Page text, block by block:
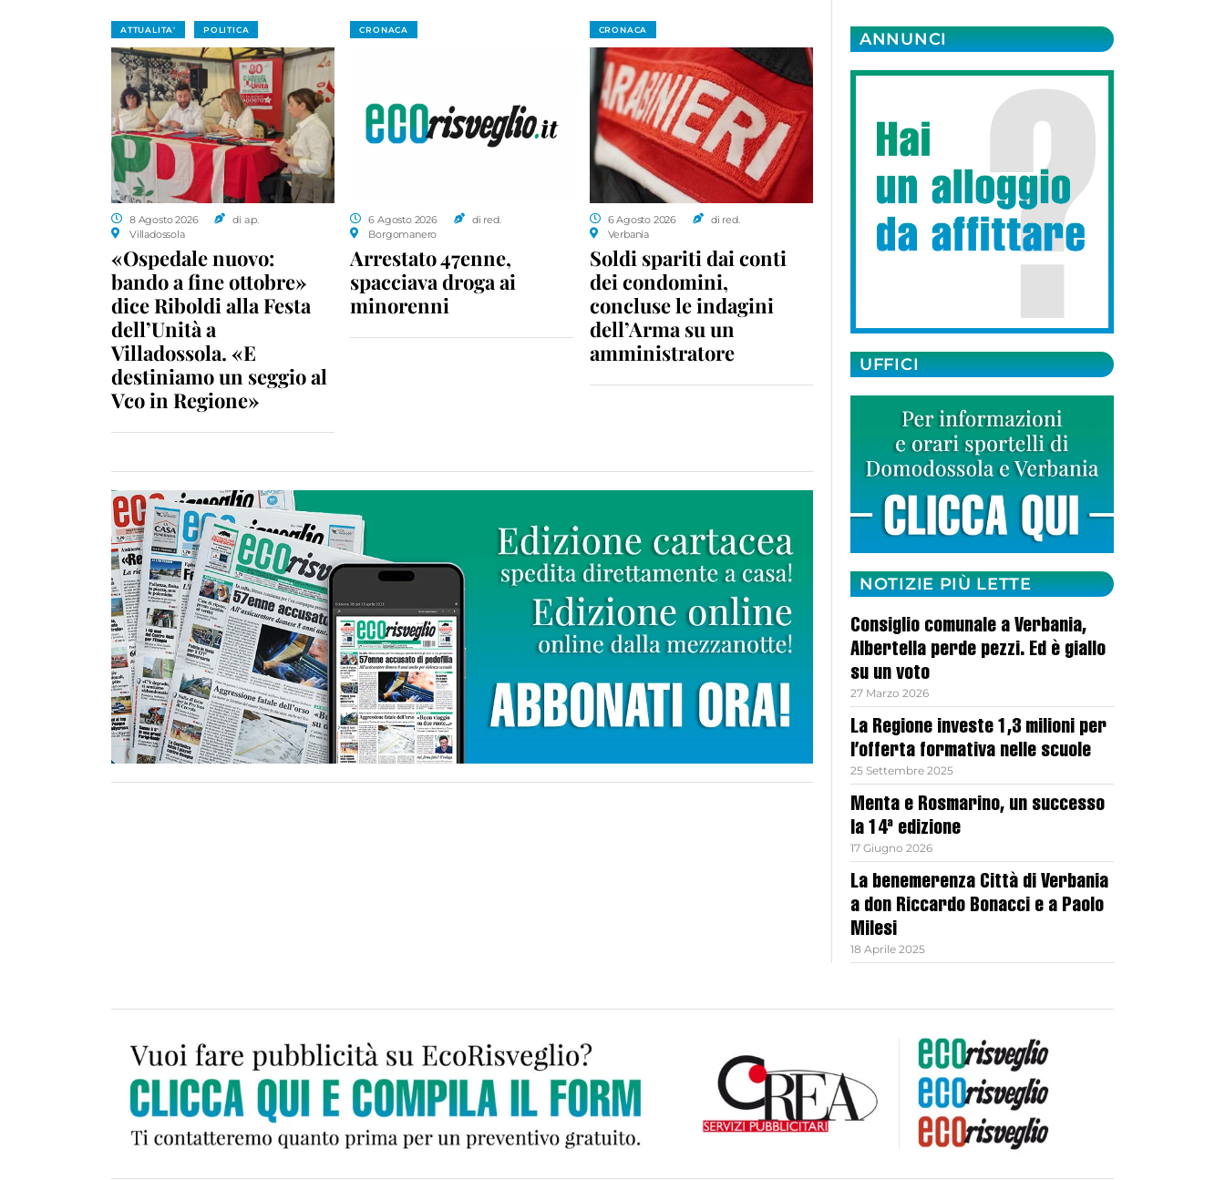
ATTUALITA' POLITICA
8 Agosto 2026
di a.p.
Villadossola
«Ospedale nuovo:
bando a fine ottobre»
dice Riboldi alla Festa
dell’Unità a
Villadossola. «E
destiniamo un seggio al
Vco in Regione»
CRONACA
6 Agosto 2026
di red.
Borgomanero
Arrestato 47enne,
spacciava droga ai
minorenni
CRONACA
6 Agosto 2026
di red.
Verbania
Soldi spariti dai conti
dei condomini,
concluse le indagini
dell’Arma su un
amministratore
ANNUNCI
UFFICI
NOTIZIE PIÙ LETTE
Consiglio comunale a Verbania,
Albertella perde pezzi. Ed è giallo
su un voto
27 Marzo 2026
La Regione investe 1,3 milioni per
l’offerta formativa nelle scuole
25 Settembre 2025
Menta e Rosmarino, un successo
la 14ª edizione
17 Giugno 2026
La benemerenza Città di Verbania
a don Riccardo Bonacci e a Paolo
Milesi
18 Aprile 2025